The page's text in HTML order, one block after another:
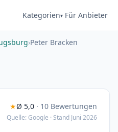
Kategorien Für Anbieter
›Peter Bracken
★Ø 5,0 · 10 Bewertungen
Quelle: Google · Stand Juni 2026